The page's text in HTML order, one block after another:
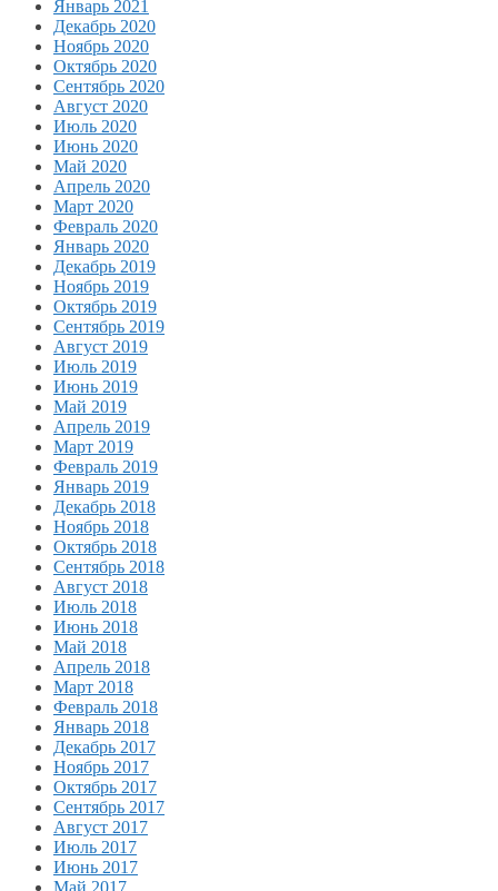
Январь 2021
Декабрь 2020
Ноябрь 2020
Октябрь 2020
Сентябрь 2020
Август 2020
Июль 2020
Июнь 2020
Май 2020
Апрель 2020
Март 2020
Февраль 2020
Январь 2020
Декабрь 2019
Ноябрь 2019
Октябрь 2019
Сентябрь 2019
Август 2019
Июль 2019
Июнь 2019
Май 2019
Апрель 2019
Март 2019
Февраль 2019
Январь 2019
Декабрь 2018
Ноябрь 2018
Октябрь 2018
Сентябрь 2018
Август 2018
Июль 2018
Июнь 2018
Май 2018
Апрель 2018
Март 2018
Февраль 2018
Январь 2018
Декабрь 2017
Ноябрь 2017
Октябрь 2017
Сентябрь 2017
Август 2017
Июль 2017
Июнь 2017
Май 2017